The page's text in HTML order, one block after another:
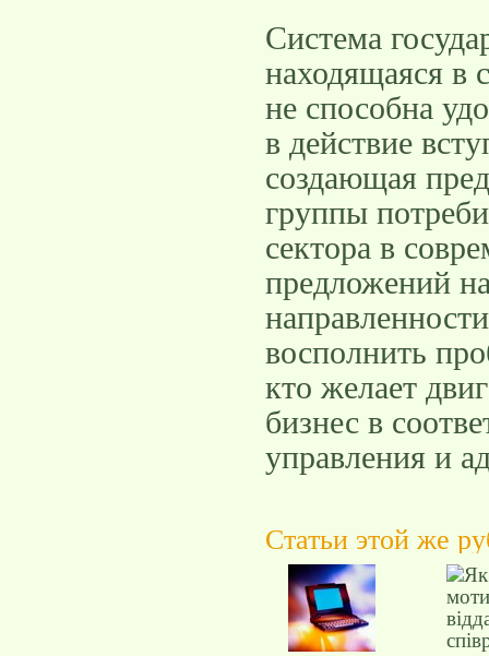
Система
находящаяся в
не способна
в действие
создающая
группы
сектора в
предложений
восполнить
кто желает
бизнес в
управления и
Статьи этой же